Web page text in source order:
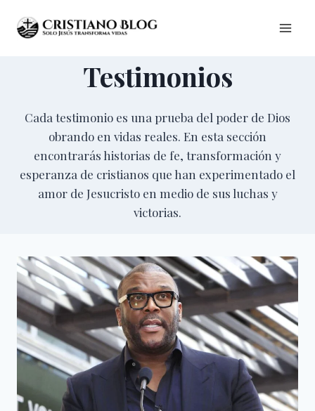
Testimonios
Cada testimonio es una prueba del poder de Dios
obrando en vidas reales. En esta sección
encontrarás historias de fe, transformación y
esperanza de cristianos que han experimentado el
amor de Jesucristo en medio de sus luchas y
victorias.